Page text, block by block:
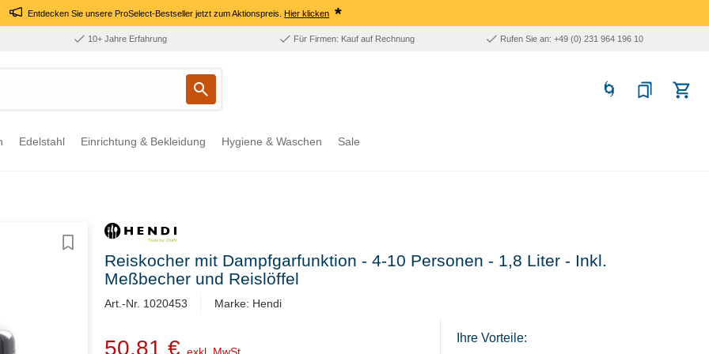
Entdecken Sie unsere ProSelect-Bestseller jetzt zum Aktionspreis.Hier klicken *
10+ Jahre Erfahrung Für Firmen: Kauf auf Rechnung Rufen Sie an: +49 (0) 231 964 196 10
Edelstahl Einrichtung & Bekleidung Hygiene & Waschen Sale
Reiskocher mit Dampfgarfunktion - 4-10 Personen - 1,8 Liter - Inkl.
Meßbecher und Reislöffel
Art.-Nr. 1020453 Marke: Hendi
50,81 € Ihre Vorteile: